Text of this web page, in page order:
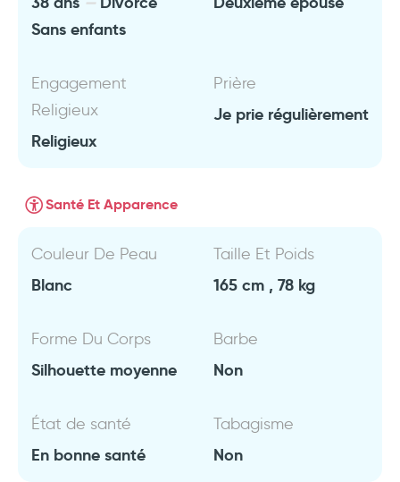
Sans enfants
Engagement
Religieux
Religieux
Prière
Je prie régulièrement
Santé Et Apparence
Couleur De Peau
Blanc
Taille Et Poids
165 cm , 78 kg
Forme Du Corps
Silhouette moyenne
Barbe
Non
État de santé
En bonne santé
Tabagisme
Non